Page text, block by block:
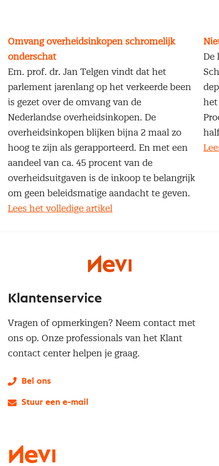
Omvang overheidsinkopen schromelijk
onderschat
Em. prof. dr. Jan Telgen vindt dat het
parlement jarenlang op het verkeerde been
is gezet over de omvang van de
Nederlandse overheidsinkopen. De
overheidsinkopen blijken bijna 2 maal zo
hoog te zijn als gerapporteerd. En met een
aandeel van ca. 45 procent van de
overheidsuitgaven is de inkoop te belangrijk
om geen beleidsmatige aandacht te geven.
Lees het volledige artikel
De
Klantenservice
Vragen of opmerkingen? Neem contact met
ons op. Onze professionals van het Klant
contact center helpen je graag.
Bel ons
Stuur een e-mail